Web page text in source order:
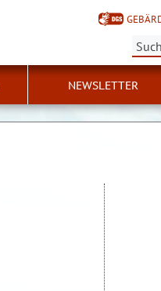
Suche:
NEWSLETTER